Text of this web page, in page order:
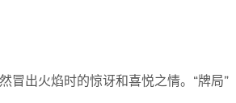
冒出火焰时的惊讶和喜悦之情。“牌局”